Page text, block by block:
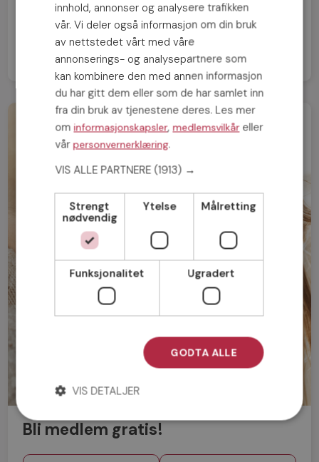
NESTE INNLEGG
Skilsmissenes tid nærmer seg
Bli medlem gratis!
innhold, annonser og analysere trafikken
vår. Vi deler også informasjon om din bruk
av nettstedet vårt med våre
annonserings- og analysepartnere som
kan kombinere den med annen informasjon
du har gitt dem eller som de har samlet inn
fra din bruk av tjenestene deres. Les mer
ominformasjonskapsler,medlemsvilkåreller
vårpersonvernerklæring.
VIS ALLE PARTNERE (1913) →
Strengt
nødvendig
Ytelse Målretting
Funksjonalitet Ugradert
GODTA ALLE
VIS DETALJER